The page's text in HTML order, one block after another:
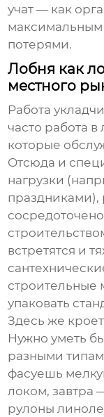
учат — как
потерями.
Лобня как
местного
Работа
часто работа
которые
Отсюда и
нагрузки
праздниками),
встретятся и
строительные
упаковать
Здесь же
Нужно уметь
разными
фасуешь
локом, завтра
рулоны